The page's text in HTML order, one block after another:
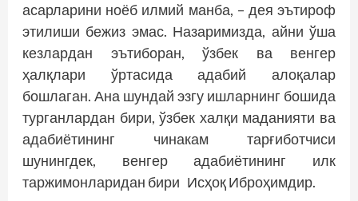
асарларини ноёб илмий манба, – дея эътироф
этилиши бежиз эмас. Назаримизда, айни ўша
кезлардан эътиборан, ўзбек ва венгер
ҳалқлари ўртасида адабий алоқалар
бошлаган. Ана шундай эзгу ишларнинг бошида
турганлардан бири, ўзбек халқи маданияти ва
адабиётининг чинакам тарғиботчиси
шунингдек, венгер адабиётининг илк
таржимонларидан бири Исҳоқ Иброҳимдир.